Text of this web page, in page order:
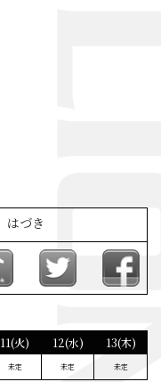
はづき
11(火)
未定
12(水)
未定
13(木)
未定